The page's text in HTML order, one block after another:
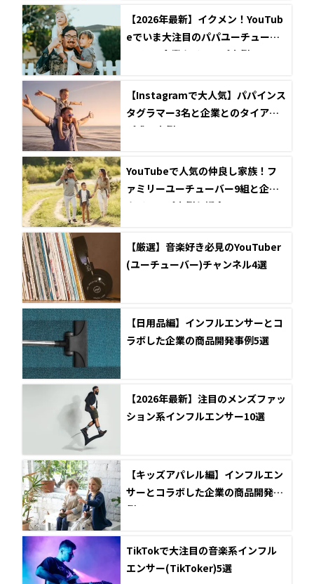
【2026年最新】イクメン！YouTub
eでいま大注目のパパユーチューバ
ー4選と企業タイアップ事例
【Instagramで大人気】パパインス
タグラマー3名と企業とのタイアッ
プ成功事例
YouTubeで人気の仲良し家族！フ
ァミリーユーチューバー9組と企業
タイアップ事例を紹介
【厳選】音楽好き必見のYouTuber
(ユーチューバー)チャンネル4選
【日用品編】インフルエンサーとコ
ラボした企業の商品開発事例5選
【2026年最新】注目のメンズファッ
ション系インフルエンサー10選
【キッズアパレル編】インフルエン
サーとコラボした企業の商品開発事
例5選
TikTokで大注目の音楽系インフル
エンサー(TikToker)5選